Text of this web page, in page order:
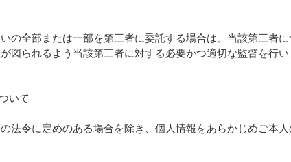
の全部または一部を第三者に委託する場合は、当該第三者
図られるよう当該第三者に対する必要かつ適切な監督を行い
いて
法令に定めのある場合を除き、個人情報をあらかじめご本